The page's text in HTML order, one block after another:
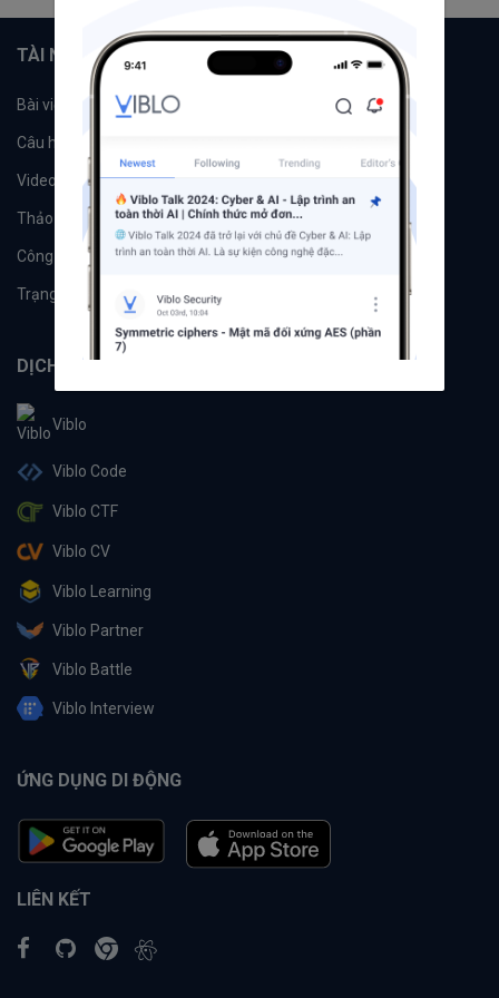
TÀI NGUYÊN
Bài viết
Câu hỏi
Videos
Thảo luận Đề xuất hệ thống
Công cụ Machine Learning
Trạng thái hệ thống
DỊCH VỤ
Viblo
Viblo Code
Viblo CTF
Viblo CV
Viblo Learning
Viblo Partner
Viblo Battle
Viblo Interview
ỨNG DỤNG DI ĐỘNG
LIÊN KẾT